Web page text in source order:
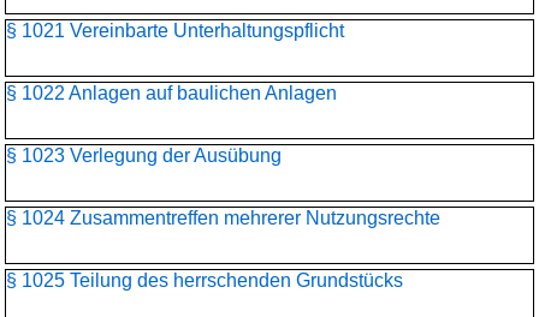
§ 1021 Vereinbarte Unterhaltungspflicht
§ 1022 Anlagen auf baulichen Anlagen
§ 1023 Verlegung der Ausübung
§ 1024 Zusammentreffen mehrerer Nutzungsrechte
§ 1025 Teilung des herrschenden Grundstücks